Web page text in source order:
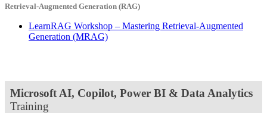
Retrieval-Augmented Generation (RAG)
LearnRAG Workshop – Mastering Retrieval-Augmented
Generation (MRAG)
Microsoft AI, Copilot, Power BI & Data Analytics
Training